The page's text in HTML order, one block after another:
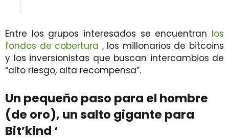
Entre los grupos interesados ​​se encuentran los
fondos de cobertura , los millonarios de bitcoins
y los inversionistas que buscan intercambios de
“alto riesgo, alta recompensa”.
Un pequeño paso para el hombre
(de oro), un salto gigante para
Bit’kind ‘